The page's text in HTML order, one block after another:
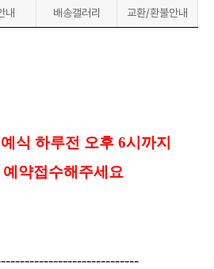
내 배송갤러리 교환/환불안내
식 하루전 오후 6시까지
약접수해주세요